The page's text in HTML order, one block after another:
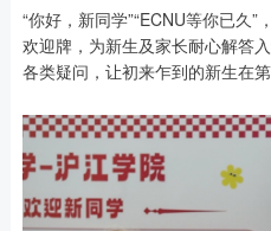
“你好，新同学”“ECNU等你已久
欢迎牌，为新生及家长耐心解答
各类疑问，让初来乍到的新生在第